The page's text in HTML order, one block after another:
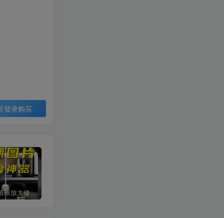
登录购买
智能图片清晰放大修复上色工具